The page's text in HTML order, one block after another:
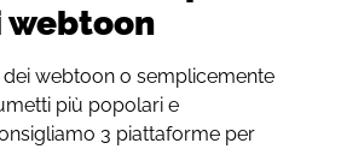
webtoon
dei webtoon o semplicemente
più popolari e
3 piattaforme per